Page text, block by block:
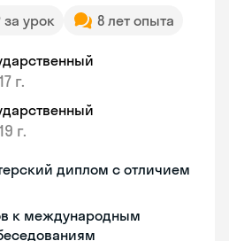
за урок 8 лет опыта
г.
г.
диплом с отличием
к международным